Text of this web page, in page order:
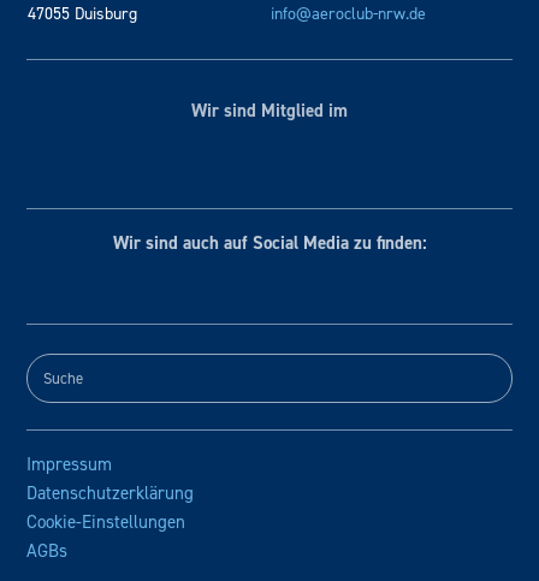
47055 Duisburg
info@aeroclub-nrw.de
Wir sind Mitglied im
Wir sind auch auf Social Media zu finden:
Impressum
Datenschutzerklärung
Cookie-Einstellungen
AGBs